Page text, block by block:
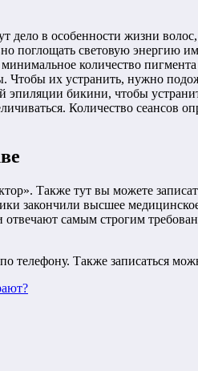
дело в особенности жизни
поглощать световую энергию
количество
их устранить, нужно
эпиляции бикини, чтобы
Количество сеансов
Также тут вы можете
закончили высшее
самым строгим
Также записаться